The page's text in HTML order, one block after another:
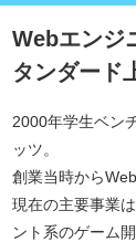
Webエンジ
タンダード
2000年学生ベン
ッツ。
創業当時から
現在の主要事業
ント系のゲーム開